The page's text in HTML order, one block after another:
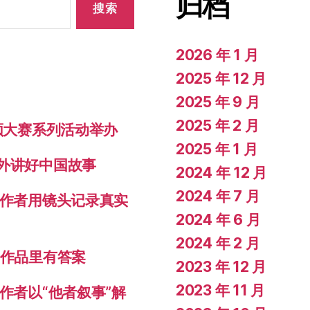
赛系列活动举办
讲好中国故事
者用镜头记录真实
品里有答案
者以“他者叙事”解
2026 年 1 月
2025 年 12 月
2025 年 9 月
2025 年 2 月
2025 年 1 月
2024 年 12 月
2024 年 7 月
2024 年 6 月
2024 年 2 月
2023 年 12 月
2023 年 11 月